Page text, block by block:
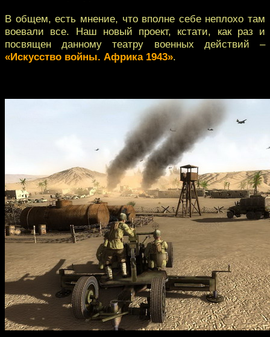
В общем, есть мнение, что вполне себе неплохо там
воевали все. Наш новый проект, кстати, как раз и
посвящен данному театру военных действий –
«Искусство войны. Африка 1943».